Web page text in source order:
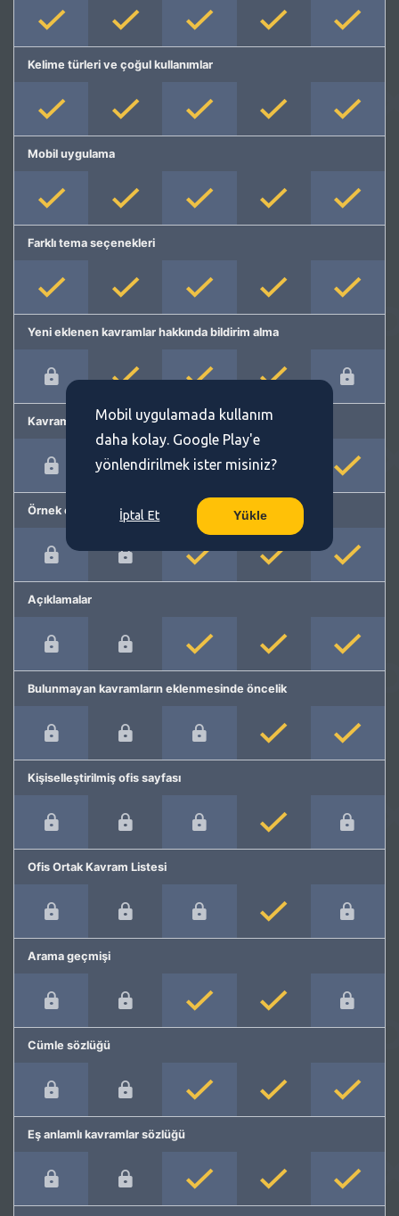
Kelime türleri ve çoğul kullanımlar
Mobil uygulama
Farklı tema seçenekleri
Yeni eklenen kavramlar hakkında bildirim alma
Kavram önerme
Örnek cümleler
Açıklamalar
Bulunmayan kavramların eklenmesinde öncelik
Kişiselleştirilmiş ofis sayfası
Ofis Ortak Kavram Listesi
Arama geçmişi
Cümle sözlüğü
Eş anlamlı kavramlar sözlüğü
Mobil uygulamada kullanım
daha kolay. Google Play'e
yönlendirilmek ister misiniz?
İptal Et Yükle